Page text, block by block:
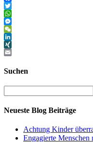
Facebook
Twitter
WhatsApp
Messenger
WeChat
LinkedIn
XING
Suchen
Neueste Blog Beiträge
Achtung Kinder
Engagierte